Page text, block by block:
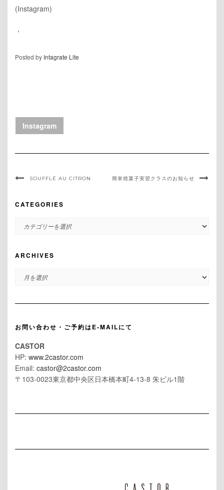
(Instagram)
＇
Posted by Intagrate Lite
Instagram
SOUFFLÉ AU CITRON 簡単焼菓子実習クラスのお知らせ
CATEGORIES
CATEGORIES
ARCHIVES
ARCHIVES
お問い合わせ・ご予約はE-MAILにて
CASTOR
HP: www.2castor.com
Email: castor@2castor.com
〒103-0023東京都中央区日本橋本町4-13-8 朱ビル1階